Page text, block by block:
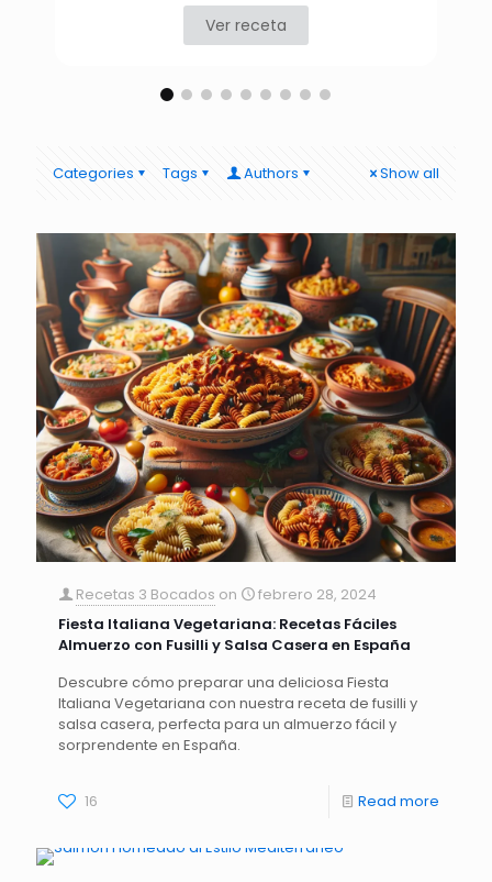
Ver receta
Categories Tags Authors Show all
Recetas 3 Bocados on
febrero 28, 2024
Fiesta Italiana Vegetariana: Recetas Fáciles
Almuerzo con Fusilli y Salsa Casera en España
Descubre cómo preparar una deliciosa Fiesta
Italiana Vegetariana con nuestra receta de fusilli y
salsa casera, perfecta para un almuerzo fácil y
sorprendente en España.
16 Read more